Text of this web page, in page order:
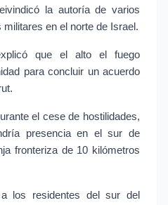
la autoría de varios
en el norte de Israel.
que el alto el fuego
para concluir un acuerdo
el cese de hostilidades,
presencia en el sur de
fronteriza de 10 kilómetros
los residentes del sur del